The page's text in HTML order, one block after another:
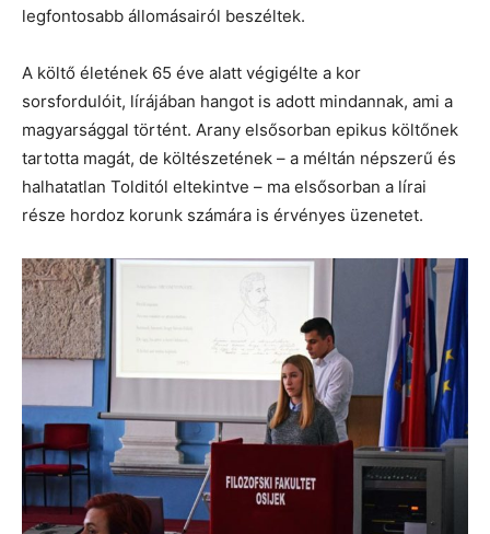
legfontosabb állomásairól beszéltek.
A költő életének 65 éve alatt végigélte a kor
sorsfordulóit, lírájában hangot is adott mindannak, ami a
magyarsággal történt. Arany elsősorban epikus költőnek
tartotta magát, de költészetének – a méltán népszerű és
halhatatlan Tolditól eltekintve – ma elsősorban a lírai
része hordoz korunk számára is érvényes üzenetet.